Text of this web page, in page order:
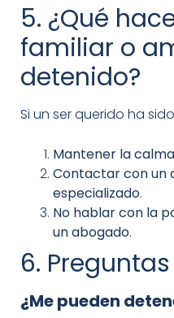
5. ¿Qué
familiar o
detenido?
Si un ser querido ha
Mantener la
Contactar con un
especializado.
No hablar con la
un abogado.
6.
¿Me pueden